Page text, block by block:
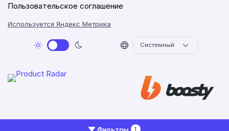
1
Пользовательское соглашение
Используется Яндекс Метрика
2026 © Networkly.app